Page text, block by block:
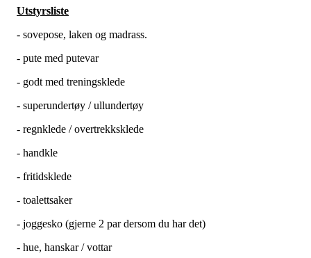
Utstyrsliste
- sovepose, laken og madrass.
- pute med putevar
- godt med treningsklede
- superundertøy / ullundertøy
- regnklede / overtrekksklede
- handkle
- fritidsklede
- toalettsaker
- joggesko (gjerne 2 par dersom du har det)
- hue, hanskar / vottar